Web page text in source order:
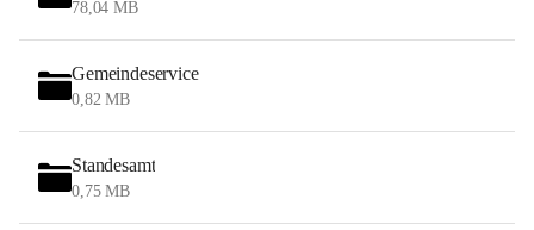
78,04 MB
Gemeindeservice
0,82 MB
Standesamt
0,75 MB